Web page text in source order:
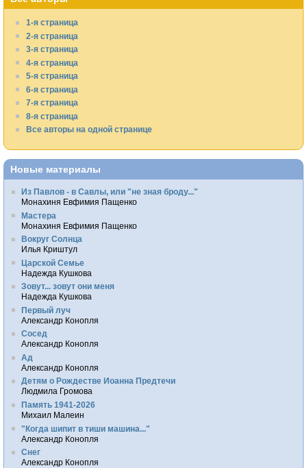
1-я страница
2-я страница
3-я страница
4-я страница
5-я страница
6-я страница
7-я страница
8-я страница
Все авторы на одной странице
Новые материалы
Из Павлов - в Савлы, или "не зная броду..."
Монахиня Евфимия Пащенко
Мастера
Монахиня Евфимия Пащенко
Вокруг Солнца
Илья Криштул
Царской Семье
Надежда Кушкова
Зовут... зовут они меня
Надежда Кушкова
Первый луч
Александр Конопля
Сосед
Александр Конопля
Ад
Александр Конопля
Детям о Рождестве Иоанна Предтечи
Людмила Громова
Память 1941-2026
Михаил Малеин
"Когда шипит в тиши машина..."
Александр Конопля
Снег
Александр Конопля